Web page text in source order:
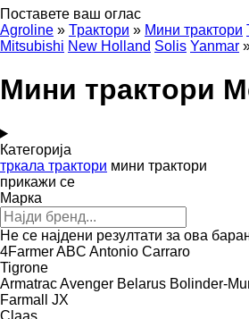
Поставете ваш оглас
Agroline » Трактори » Мини трактори
Mitsubishi New Holland Solis Yanmar
Мини трактори
Категорија
тркала трактори мини трактори
прикажи се
Марка
Не се најдени резултати за ова
4FarmerABC Antonio Carraro
Tigrone
ArmatracAvenger Belarus Bolinder-
Farmall
JX
Claas